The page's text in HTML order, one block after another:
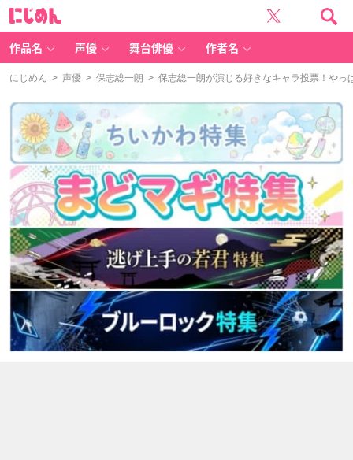
作品名 声優 舞台俳優 作者名
にじめん > 声優 > 保志総一朗 > 保志総一朗が演じる好きなキャラ投票！やっ